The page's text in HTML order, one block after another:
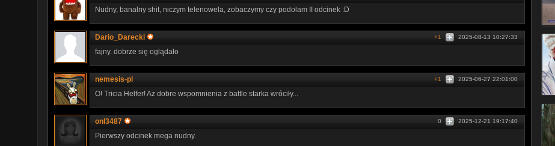
Nudny, banalny shit, niczym telenowela, zobaczymy czy podolam II odcinek :D
Dario_Darecki 2025-08-13 10:27:33
+1
fajny. dobrze się oglądało
nemesis-pl 2025-06-27 22:01:00
+1
O! Tricia Helfer! Aż dobre wspomnienia z battle starka wróciły...
onl3487 2025-12-21 19:17:40
0
Pierwszy odcinek mega nudny.